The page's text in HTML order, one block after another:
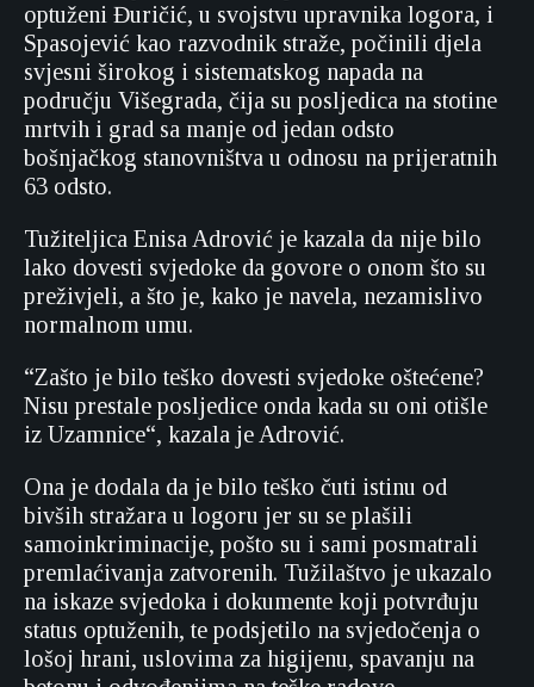
optuženi Đuričić, u svojstvu upravnika logora, i
Spasojević kao razvodnik straže, počinili djela
svjesni širokog i sistematskog napada na
području Višegrada, čija su posljedica na stotine
mrtvih i grad sa manje od jedan odsto
bošnjačkog stanovništva u odnosu na prijeratnih
63 odsto.
Tužiteljica Enisa Adrović je kazala da nije bilo
lako dovesti svjedoke da govore o onom što su
preživjeli, a što je, kako je navela, nezamislivo
normalnom umu.
“Zašto je bilo teško dovesti svjedoke oštećene?
Nisu prestale posljedice onda kada su oni otišle
iz Uzamnice“, kazala je Adrović.
Ona je dodala da je bilo teško čuti istinu od
bivših stražara u logoru jer su se plašili
samoinkriminacije, pošto su i sami posmatrali
premlaćivanja zatvorenih. Tužilaštvo je ukazalo
na iskaze svjedoka i dokumente koji potvrđuju
status optuženih, te podsjetilo na svjedočenja o
lošoj hrani, uslovima za higijenu, spavanju na